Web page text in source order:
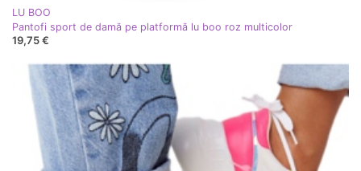
LU BOO
Pantofi sport de damă pe platformă lu boo roz multicolor
19,75 €